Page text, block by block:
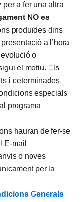
per a fer una altra
NO es
produïdes dins
a l’hora
o
el motiu. Els
i determinades
especials
programa
hauran de fer-se
E-mail
o noves
per la
Generals